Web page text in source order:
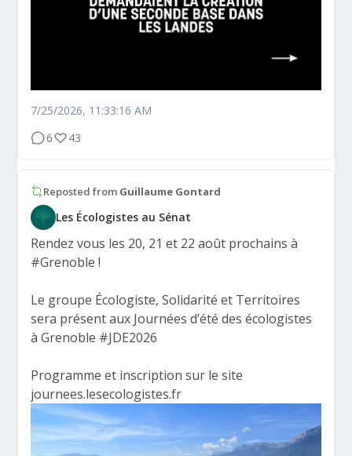
7/25/2026, 11:33:16 AM
6
43
Reposted from Guillaume Gontard
Les Écologistes au Sénat
Rendez vous les 20, 21 et 22 août prochains à
#Grenoble !
Le groupe Écologiste, Solidarité et Territoires
sera présent aux Journées d’été des écologistes
à Grenoble #JDE2026
Programme et inscription sur le site
journees.lesecologistes.fr